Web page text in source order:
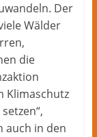
Der
Wälder
die
Klimaschutz
auch in den